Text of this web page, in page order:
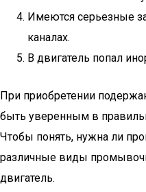
Имеются серьезные
каналах.
В двигатель попал
При приобретении
быть уверенным в
Чтобы понять, нужна ли
различные виды
двигатель.